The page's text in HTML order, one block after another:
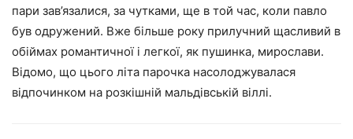
пари зав’язалися, за чутками, ще в той час, коли павло
був одружений. Вже більше року прилучний щасливий в
обіймах романтичної і легкої, як пушинка, мирослави.
Відомо, що цього літа парочка насолоджувалася
відпочинком на розкішній мальдівській віллі.